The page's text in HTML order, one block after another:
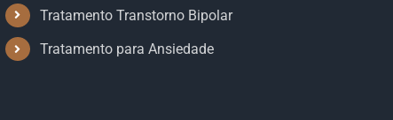
Tratamento Transtorno Bipolar
Tratamento para Ansiedade